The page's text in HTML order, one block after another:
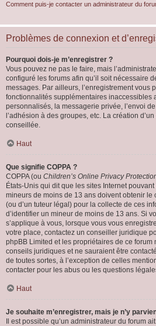
Comment puis-je contacter un administrateur du
Problèmes de connexion et
Pourquoi dois-je m’enregistrer ?
Vous pouvez ne pas le faire, mais
configuré les forums afin qu’il soit nécessaire
messages. Par ailleurs, l’enregistrement vous
fonctionnalités supplémentaires inaccessibles
personnalisés, la messagerie privée, l’envoi
l’adhésion à des groupes, etc. La création
conseillée.
Haut
Que signifie COPPA ?
COPPA (ou Children’s Online Privacy
États-Unis qui dit que les sites Internet
mineurs de moins de 13 ans doivent obtenir le
(ou d’un tuteur légal) pour la collecte de ces
d’identifier un mineur de moins de 13 ans. Si
s’applique à vous, lorsque vous vous
votre place, contactez un conseiller juridique
phpBB Limited et les propriétaires de ce forum
conseils juridiques et ne sauraient être
de toutes sortes, à l’exception de celles
contacter pour les abus ou les questions
Haut
Je souhaite m’enregistrer, mais je n’y
Il est possible qu’un administrateur du forum